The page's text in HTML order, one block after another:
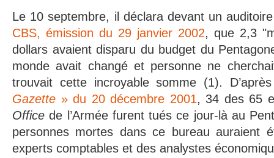
Le 10 septembre, il déclara devant un
CBS, émission du 29 janvier 2002, que 2,3
dollars avaient disparu du budget du
monde avait changé et personne ne
trouvait cette incroyable somme (1).
Gazette » du 20 décembre 2001, 34 des 65
Office de l’Armée furent tués ce jour-là au
personnes mortes dans ce bureau auraient
experts comptables et des analystes